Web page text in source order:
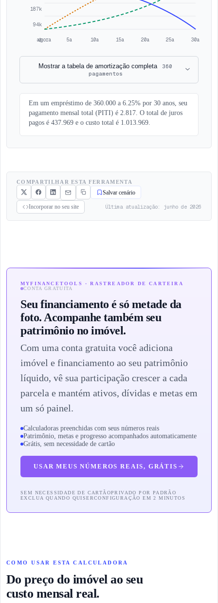
187k
94k
0
agora 5a 10a 15a 20a 25a 30a
Mostrar a tabela de amortização completa
360
pagamentos
Em um empréstimo de 360.000 a 6.25% por 30 anos, seu
pagamento mensal total (PITI) é 2.817. O total de juros
pagos é 437.969 e o custo total é 1.013.969.
COMPARTILHAR ESTA FERRAMENTA
Salvar cenário
Incorporar no seu site Última atualização: junho de 2026
MYFINANCETOOLS · RASTREADOR DE CARTEIRA
CONTA GRATUITA
Seu financiamento é só metade da
foto. Acompanhe também seu
patrimônio no imóvel.
Com uma conta gratuita você adiciona
imóvel e financiamento ao seu patrimônio
líquido, vê sua participação crescer a cada
parcela e mantém ativos, dívidas e metas em
um só painel.
Calculadoras preenchidas com seus números reais
Patrimônio, metas e progresso acompanhados automaticamente
Grátis, sem necessidade de cartão
USAR MEUS NÚMEROS REAIS, GRÁTIS
SEM NECESSIDADE DE CARTÃOPRIVADO POR PADRÃO
EXCLUA QUANDO QUISERCONFIGURAÇÃO EM 2 MINUTOS
COMO USAR ESTA CALCULADORA
Do preço do imóvel ao seu
custo mensal real.